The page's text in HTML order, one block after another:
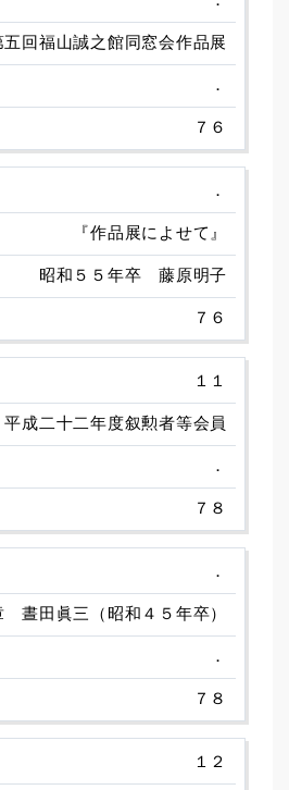
五回福山誠之館同窓会作品展
．
７６
．
『作品展によせて』
昭和５５年卒 藤原明子
７６
１１
平成二十二年度叙勲者等会員
．
７８
．
晝田眞三（昭和４５年卒）
．
７８
１２